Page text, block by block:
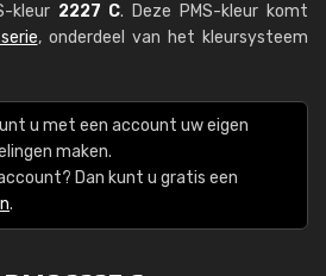
kleur 2227 C. Deze PMS-kleur komt
, onderdeel van het kleursysteem
u met een account uw eigen
maken.
Dan kunt u gratis een
.